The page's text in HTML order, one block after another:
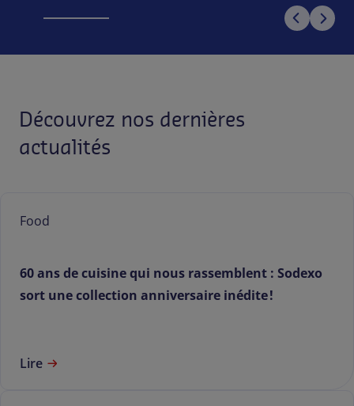
Découvrez nos dernières
actualités
Food
60 ans de cuisine qui nous rassemblent : Sodexo
sort une collection anniversaire inédite !
Lire